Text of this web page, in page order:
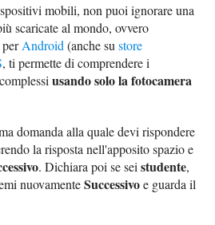
mobili, non puoi ignorare una
scaricate al mondo, ovvero
Android (anche sustore
, ti permette di comprendere i
usando solo la fotocamera
domanda alla quale devi rispondere
la risposta nell'apposito spazio e
. Dichiara poi se seistudente,
nuovamenteSuccessivoe guarda il